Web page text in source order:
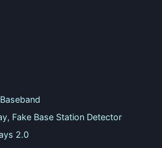
Fake Base Station Detector
2.0